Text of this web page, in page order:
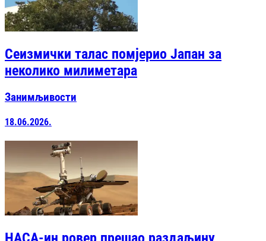
Сеизмички талас помјерио Јапан за
неколико милиметара
Занимљивости
18.06.2026.